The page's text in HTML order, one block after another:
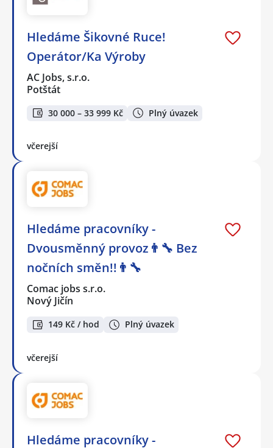
Hledáme Šikovné Ruce!
Operátor/Ka Výroby
AC Jobs, s.r.o.
Potštát
30 000 – 33 999 Kč Plný úvazek
včerejší
Hledáme pracovníky -
Dvousměnný provoz👨‍🔧 Bez
nočních směn!!👨‍🔧
Comac jobs s.r.o.
Nový Jičín
149 Kč / hod Plný úvazek
včerejší
Hledáme pracovníky -